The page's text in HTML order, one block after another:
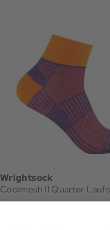
Wrightsock
Coolmesh II Quarter